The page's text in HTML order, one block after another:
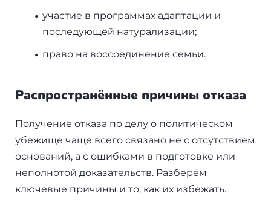
участие в программах адаптации и
последующей натурализации;
право на воссоединение семьи.
Распространённые причины отказа
Получение отказа по делу о политическом
убежище чаще всего связано не с отсутствием
оснований, а с ошибками в подготовке или
неполнотой доказательств. Разберём
ключевые причины и то, как их избежать.